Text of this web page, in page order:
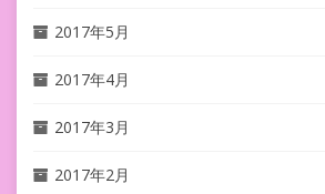
2017年5月
2017年4月
2017年3月
2017年2月